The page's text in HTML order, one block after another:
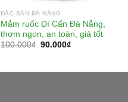
ĐẶC SẢN ĐÀ NẴNG
Mắm ruốc Dì Cẩn Đà Nẵng,
thơm ngon, an toàn, giá tốt
100.000₫ 90.000₫